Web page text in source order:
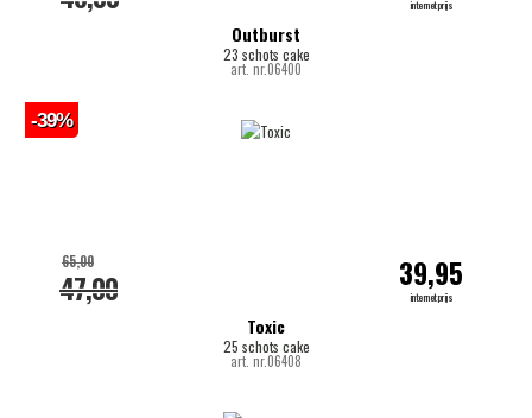
Outburst
23 schots cake
art. nr.06400
internetprijs
Toxic
25 schots cake
art. nr.06408
47,00
65,00 39,95
internetprijs
-39%